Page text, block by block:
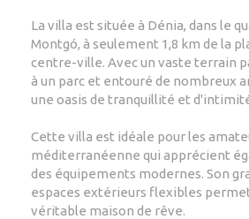
La villa est située à Dénia, dans le
Montgó, à seulement 1,8 km de la
centre-ville. Avec un vaste terrain
à un parc et entouré de nombreux
une oasis de tranquillité et
Cette villa est idéale pour les
méditerranéenne qui apprécient
des équipements modernes. Son
espaces extérieurs flexibles
véritable maison de rêve.